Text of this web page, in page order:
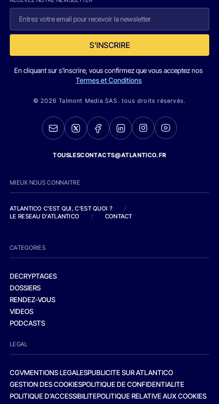
S'INSCRIRE
En cliquant sur s'inscrire, vous confirmez que vous acceptez nos
Termes et Conditions
© 2026 Talmont Media SAS. tous droits réservés.
TOUSLESCONTACTS@ATLANTICO.FR
MIEUX NOUS CONNAITRE
ATLANTICO C'EST QUI, C'EST QUOI ?
/
LE RESEAU D'ATLANTICO
/ CONTACT
CATEGORIES
DECRYPTAGES
DOSSIERS
RENDEZ-VOUS
VIDEOS
PODCASTS
LEGAL
CGVMENTIONS LEGALESPUBLICITE SUR ATLANTICO
GESTION DES COOKIESPOLITIQUE DE CONFIDENTIALITE
POLITIQUE D’ACCESSIBILITEPOLITIQUE RELATIVE AUX COOKIES